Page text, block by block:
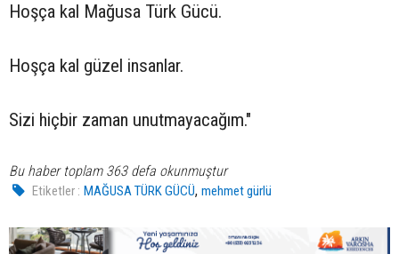
Hoşça kal Mağusa Türk Gücü.
Hoşça kal güzel insanlar.
Sizi hiçbir zaman unutmayacağım."
Bu haber toplam 363 defa okunmuştur
Etiketler : MAĞUSA TÜRK GÜCÜ,mehmet gürlü